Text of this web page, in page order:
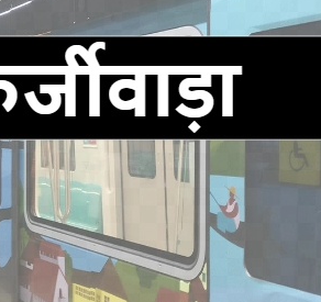
भारत में स्टारलिंक की
अड़चन: डेटा
स्पेक्ट्रम की कीमत
आया बड़ा अपडेट
30 दिसम्बर 2025